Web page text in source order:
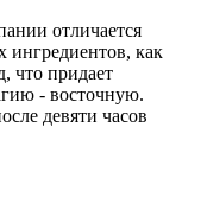
отличается
ингредиентов, как
что придает
- восточную.
девяти часов